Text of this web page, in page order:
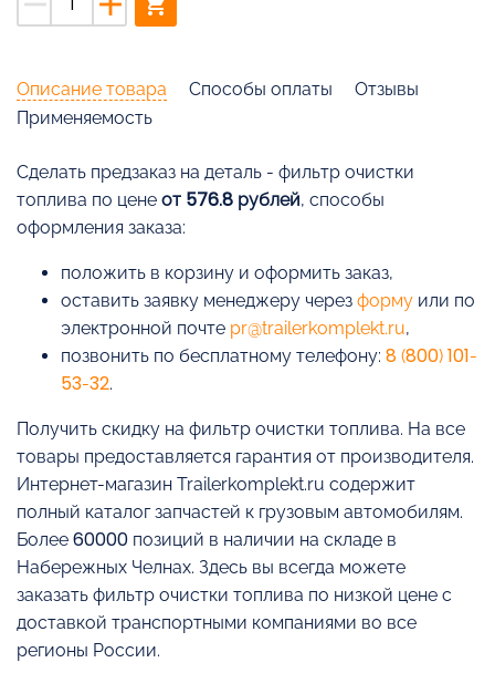
Описание товара Способы оплаты
Отзывы
Применяемость
Cделать предзаказ на деталь - фильтр очистки
топлива по цене от 576.8 рублей, способы
оформления заказа:
положить в корзину и оформить заказ,
оставить заявку менеджеру через форму или по
электронной почте pr@trailerkomplekt.ru,
позвонить по бесплатному телефону: 8 (800) 101-
53-32.
Получить скидку на фильтр очистки топлива. На все
товары предоставляется гарантия от производителя.
Интернет-магазин Trailerkomplekt.ru содержит
полный каталог запчастей к грузовым автомобилям.
Более 60000 позиций в наличии на складе в
Набережных Челнах. Здесь вы всегда можете
заказать фильтр очистки топлива по низкой цене с
доставкой транспортными компаниями во все
регионы России.